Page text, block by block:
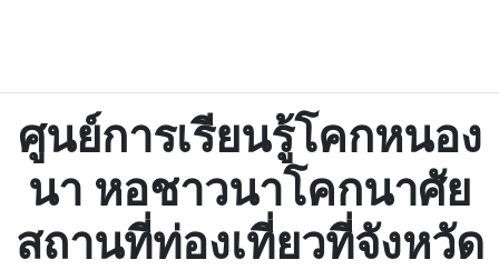
ศูนย์การเรียนรู้โคกหนอง
นา หอชาวนาโคกนาศัย
สถานที่ท่องเที่ยวที่จังหวัด